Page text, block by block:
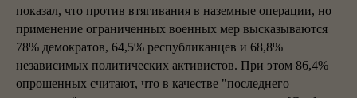
показал, что против втягивания в наземные операции, но
применение ограниченных военных мер высказываются
78% демократов, 64,5% республиканцев и 68,8%
независимых политических активистов. При этом 86,4%
опрошенных считают, что в качестве "последнего